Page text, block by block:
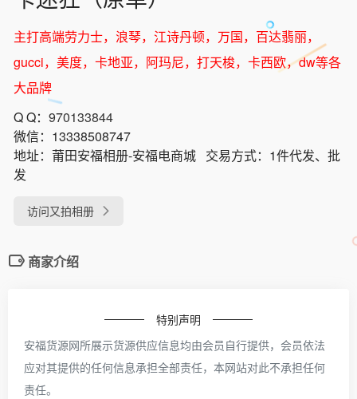
主打高端劳力士，浪琴，江诗丹顿，万国，百达翡丽，
gucci，美度，卡地亚，阿玛尼，打天梭，卡西欧，dw等各
大品牌
Q Q： 970133844
微信： 13338508747
地址： 莆田安福相册-安福电商城 交易方式： 1件代发、批
发
访问又拍相册
商家介绍
特别声明
安福货源网所展示货源供应信息均由会员自行提供，会员依法
应对其提供的任何信息承担全部责任，本网站对此不承担任何
责任。